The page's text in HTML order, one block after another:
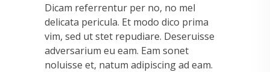
Dicam referrentur per no, no mel
delicata pericula. Et modo dico prima
vim, sed ut stet repudiare. Deseruisse
adversarium eu eam. Eam sonet
noluisse et, natum adipiscing ad eam.